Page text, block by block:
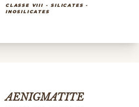
CLASSE VIII - SILICATES -
INOSILICATES
AENIGMATITE